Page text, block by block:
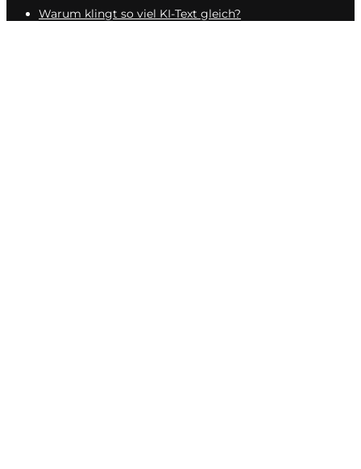
Warum klingt so viel KI-Text gleich?